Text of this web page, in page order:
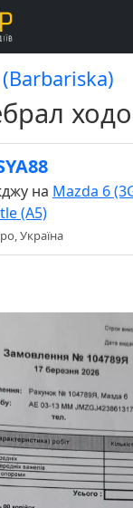
на Mazda 6
(A5)
Україна